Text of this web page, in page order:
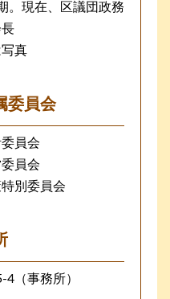
。現在、区議団政務
真
委員会
員会
員会
別委員会
4（事務所）